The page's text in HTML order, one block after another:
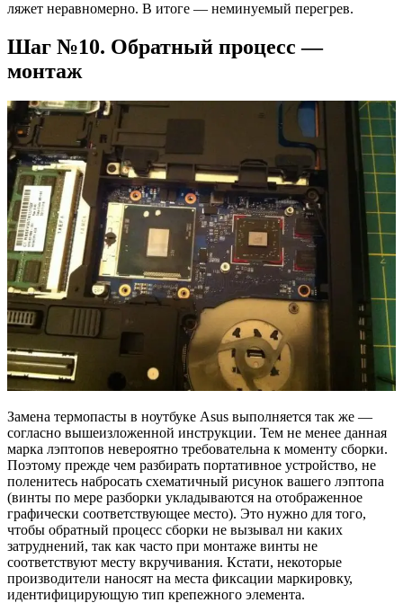
ляжет неравномерно. В итоге — неминуемый перегрев.
Шаг №10. Обратный процесс —
монтаж
Замена термопасты в ноутбуке Asus выполняется так же —
согласно вышеизложенной инструкции. Тем не менее данная
марка лэптопов невероятно требовательна к моменту сборки.
Поэтому прежде чем разбирать портативное устройство, не
поленитесь набросать схематичный рисунок вашего лэптопа
(винты по мере разборки укладываются на отображенное
графически соответствующее место). Это нужно для того,
чтобы обратный процесс сборки не вызывал ни каких
затруднений, так как часто при монтаже винты не
соответствуют месту вкручивания. Кстати, некоторые
производители наносят на места фиксации маркировку,
идентифицирующую тип крепежного элемента.